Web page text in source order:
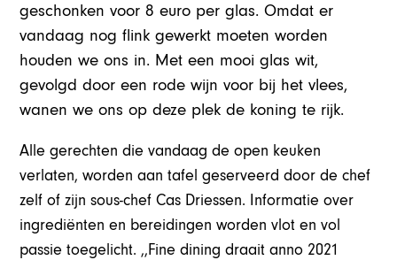
geschonken voor 8 euro per glas. Omdat er
vandaag nog flink gewerkt moeten worden
houden we ons in. Met een mooi glas wit,
gevolgd door een rode wijn voor bij het vlees,
wanen we ons op deze plek de koning te rijk.
Alle gerechten die vandaag de open keuken
verlaten, worden aan tafel geserveerd door de chef
zelf of zijn sous-chef Cas Driessen. Informatie over
ingrediënten en bereidingen worden vlot en vol
passie toegelicht. ,,Fine dining draait anno 2021